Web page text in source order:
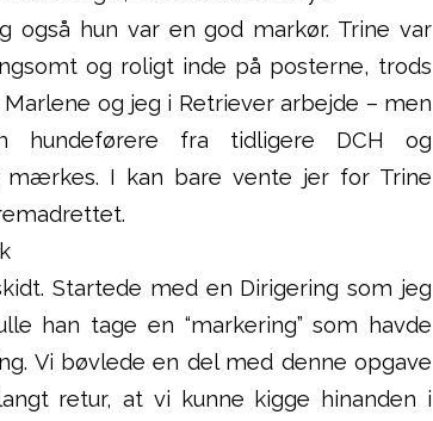
også hun var en god markør. Trine var
og roligt inde på posterne, trods
og jeg i Retriever arbejde – men
fra tidligere DCH og
mærkes. I kan bare vente jer for Trine
Startede med en Dirigering som jeg
han tage en “markering” som havde
Vi bøvlede en del med denne opgave
retur, at vi kunne kigge hinanden i